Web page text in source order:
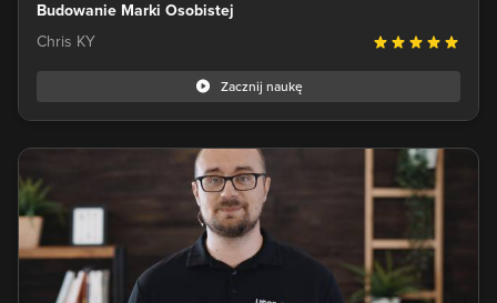
Budowanie Marki Osobistej
Chris KY
Zacznij naukę